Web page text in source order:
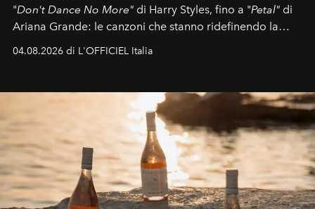
"Don't Dance No More" di Harry Styles, fino a "Petal" di
Ariana Grande: le canzoni che stanno ridefinendo la
04.08.2026 di L'OFFICIEL Italia